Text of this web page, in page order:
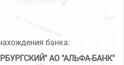
банка:
АО "АЛЬФА-БАНК"